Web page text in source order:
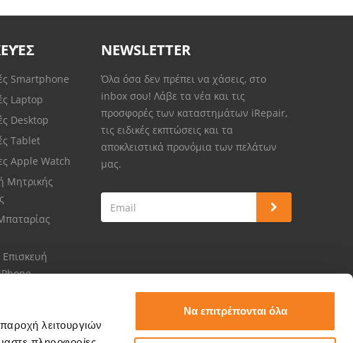
λειτουργιών
Να επιτρέπονται όλα
Smartphone
Laptop
Desktop
Tablet
Apple Watch
Μητρικής
NEWSLETTER
Όλα όσα δεν πρέπει να χάσεις, στο
inbox σου! Λάβε τα νέα και τις
προσφορές των καταστημάτων iRepair,
τις ειδικές εκπτώσεις και τα
αποκλειστικά προνόμια των πελάτων
μας.